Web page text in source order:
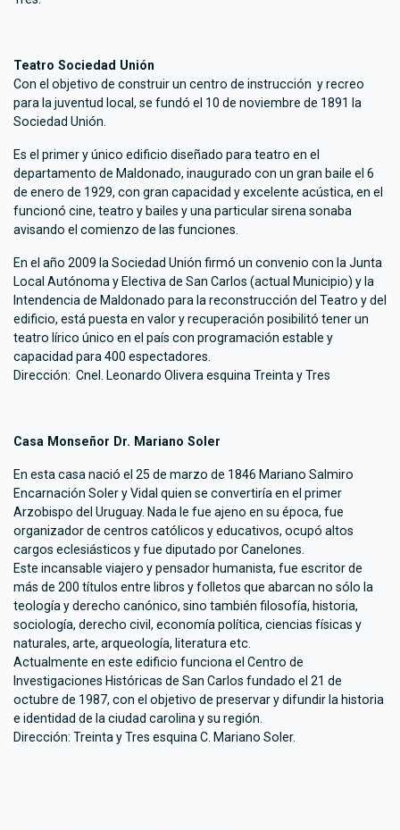
Teatro Sociedad Unión
Con el objetivo de construir un centro de instrucción y recreo
para la juventud local, se fundó el 10 de noviembre de 1891 la
Sociedad Unión.
Es el primer y único edificio diseñado para teatro en el
departamento de Maldonado, inaugurado con un gran baile el 6
de enero de 1929, con gran capacidad y excelente acústica, en el
funcionó cine, teatro y bailes y una particular sirena sonaba
avisando el comienzo de las funciones.
En el año 2009 la Sociedad Unión firmó un convenio con la Junta
Local Autónoma y Electiva de San Carlos (actual Municipio) y la
Intendencia de Maldonado para la reconstrucción del Teatro y del
edificio, está puesta en valor y recuperación posibilitó tener un
teatro lírico único en el país con programación estable y
capacidad para 400 espectadores.
Dirección: Cnel. Leonardo Olivera esquina Treinta y Tres
Casa Monseñor Dr. Mariano Soler
En esta casa nació el 25 de marzo de 1846 Mariano Salmiro
Encarnación Soler y Vidal quien se convertiría en el primer
Arzobispo del Uruguay. Nada le fue ajeno en su época, fue
organizador de centros católicos y educativos, ocupó altos
cargos eclesiásticos y fue diputado por Canelones.
Este incansable viajero y pensador humanista, fue escritor de
más de 200 títulos entre libros y folletos que abarcan no sólo la
teología y derecho canónico, sino también filosofía, historia,
sociología, derecho civil, economía política, ciencias físicas y
naturales, arte, arqueología, literatura etc.
Actualmente en este edificio funciona el Centro de
Investigaciones Históricas de San Carlos fundado el 21 de
octubre de 1987, con el objetivo de preservar y difundir la historia
e identidad de la ciudad carolina y su región.
Dirección: Treinta y Tres esquina C. Mariano Soler.